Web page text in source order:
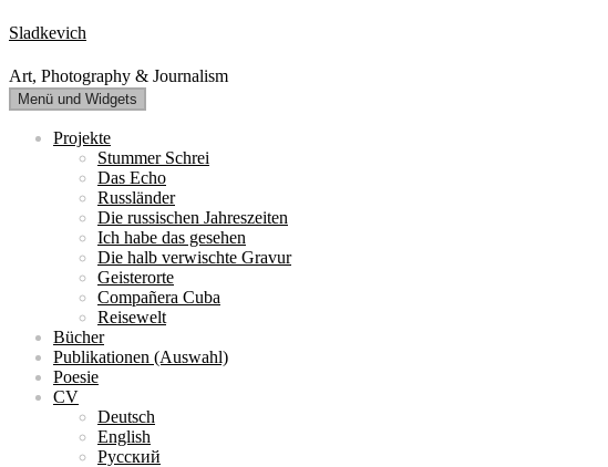
Zum
Inhalt
springen
Sladkevich
Art, Photography & Journalism
Menü und Widgets
Projekte
Stummer Schrei
Das Echo
Russländer
Die russischen Jahreszeiten
Ich habe das gesehen
Die halb verwischte Gravur
Geisterorte
Compañera Cuba
Reisewelt
Bücher
Publikationen (Auswahl)
Poesie
CV
Deutsch
English
Русский